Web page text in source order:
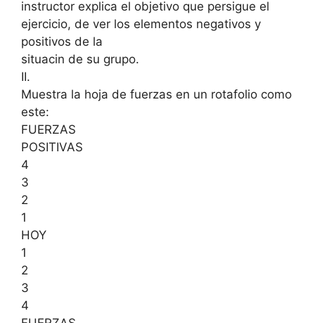
instructor explica el objetivo que persigue el
ejercicio, de ver los elementos negativos y
positivos de la
situacin de su grupo.
II.
Muestra la hoja de fuerzas en un rotafolio como
este:
FUERZAS
POSITIVAS
4
3
2
1
HOY
1
2
3
4